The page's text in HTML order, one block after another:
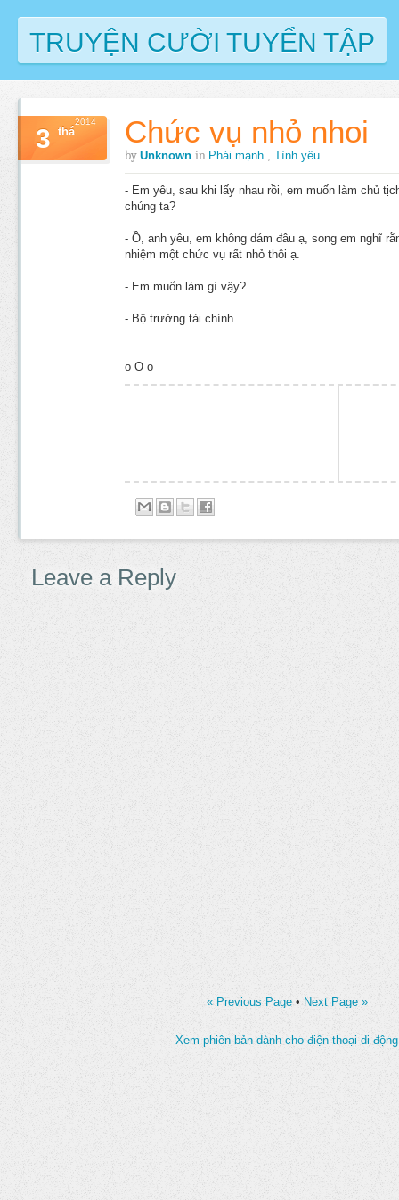
TRUYỆN CƯỜI TUYỂN TẬP
Chức vụ nhỏ nhoi
by Unknown in Phái mạnh , Tình yêu
3 thá
2014
- Em yêu, sau khi lấy nhau rồi, em muốn làm chủ
chúng ta?
- Ồ, anh yêu, em không dám đâu ạ, song em nghĩ
nhiệm một chức vụ rất nhỏ thôi ạ.
- Em muốn làm gì vậy?
- Bộ trưởng tài chính.
o O o
Leave a Reply
« Previous Page • Next Page »
Xem phiên bản dành cho điện thoại di động